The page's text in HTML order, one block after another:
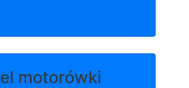
motorówki